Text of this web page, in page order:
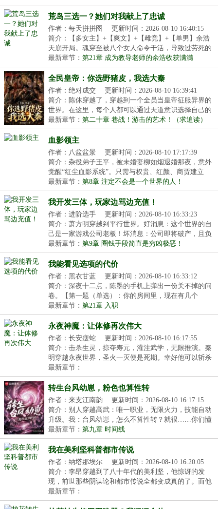
荒岛三选一？她们对我献上了忠诚
作者：每天拼拼图
更新时间：2026-08-10 16:40:15
简介：【多女主】+【爽文】+【雌竞】+【单男】余浩
天崩开局。魂穿至被八个女人命令干活，导致过劳死的
男...
最新章节： 第21章 成为教导老师的余浩收获满满
全民皇帝：你选野猪皮，我选大秦
作者：绝对成交
更新时间：2026-08-10 16:39:41
简介：陈休穿越了，穿越到一个全员当皇帝征服异界的
世界。在这里，每个人都可以通过天道意识选择自己的
王...
最新章节： 第二十章 巷战！游击的艺术！（求追读）
血影领主
作者：八盆盆景
更新时间：2026-08-10 17:17:39
简介：杂役弟子王平，被未婚妻柳如烟退婚那夜，意外
觉醒“红尘血影系统”。只需与权贵、红颜、商贾建立
财...
最新章节： 第8章 注定不会是一个世界的人！
我开发三体，玩家边骂边充值！
作者：进阶选手
更新时间：2026-08-10 16:33:23
简介：萧方明穿越到平行世界。好消息：这个世界的自
己是一家游戏公司老板！坏消息：公司即将破产，且负
债...
最新章节： 第9章 圈钱手段简直是穷凶极恶！
我能看见选项的代价
作者：黑衣甘蓝
更新时间：2026-08-10 16:33:12
简介：深夜十二点，陈墨的手机上弹出一份关不掉的问
卷。【第一题（单选）：你的房间里，现在有几个
人？】...
最新章节： 第21章 入职
永夜神魔：让体修再次伟大
作者：长安瘦蛇
更新时间：2026-08-10 16:17:55
简介：击杀生灵，掠夺寿元，灌注武学，无限推演。秦
明穿越永夜世界，圣火一灭便是死期。幸好他可以斩杀
生...
最新章节：
转生台风幼崽，粉色也算性转
作者：来支江南韵
更新时间：2026-08-10 16:17:15
简介：别人穿越高武：唯一职业，无限火力，技能自动
升级。我：台风幼崽，怎么不算性转？就很……你们懂
吧...
最新章节： 第九章 时间线
我在美利坚科普都市传说
作者：纳塔那埃尔
更新时间：2026-08-10 16:20:05
简介：李昂穿越到了八十年代的美利坚，他惊讶的发
现，前世那些阴谋论和都市传说全都变成真的了。而他
只要...
最新章节：